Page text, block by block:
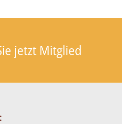
jetzt Mitglied